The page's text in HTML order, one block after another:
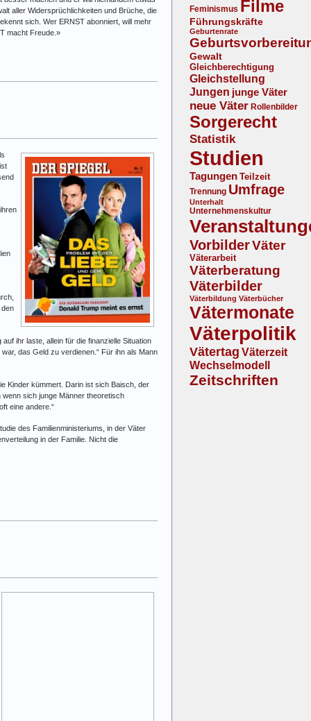
Feminismus Filme
Führungskräfte
Geburtenrate
Gewalt
Gleichberechtigung
Gleichstellung
Jungen junge Väter
neue Väter Rollenbilder
Sorgerecht
Statistik
Studien
Tagungen Teilzeit
Trennung Umfrage
Unterhalt
Unternehmenskultur
VorbilderVäter
Väterarbeit
Väterberatung
Väterbilder
Väterbildung Väterbücher
Vätermonate
Väterpolitik
Vätertag Väterzeit
Wechselmodell
Zeitschriften
aller Widersprüchlichkeiten und Brüche, die
sich. Wer ERNST abonniert, will mehr
macht Freude.»
ihr laste, allein für die finanzielle Situation
das Geld zu verdienen.“ Für ihn als Mann
Kinder kümmert. Darin ist sich Baisch, der
sich junge Männer theoretisch
eine andere.“
des Familienministeriums, in der Väter
in der Familie. Nicht die